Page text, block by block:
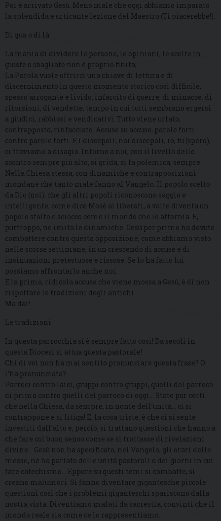
Poi è arrivato Gesù. Meno male che oggi abbiamo imparato
la splendida e urticante lezione del Maestro (Ti piacerebbe!).
Di qua o di là
La mania di dividere le persone, le opinioni, le scelte in
giuste o sbagliate non è proprio finita,
La Parola vuole offrirci una chiave di lettura e di
discernimento in questo momento storico così difficile,
spesso arrogante e livido, infarcito di guerre, di minacce, di
ritorsioni, di vendette, tempo in cui tutti sembrano ergersi
a giudici, rabbiosi e vendicativi. Tutto viene urlato,
contrapposto, rinfacciato. Accuse su accuse, parole forti
contro parole forti. E i discepoli, noi discepoli, io, tu (spero),
ci troviamo a disagio. Intorno a noi, con il livello dello
scontro sempre più alto, si grida, si fa polemica, sempre.
Nella Chiesa stessa, con dinamiche e contrapposizioni
mondane che tanto male fanno al Vangelo. Il popolo scelto
da Dio (noi), che gli altri popoli riconoscono saggio e
intelligente, come dice Mosè ai liberati, a volte diventa un
popolo stolto e sciocco come il mondo che lo attornia. E,
purtroppo, ne imita le dinamiche. Gesù per primo ha dovuto
combattere contro questa opposizione, come abbiamo visto
nelle scorse settimane, in un crescendo di accuse e di
insinuazioni pretestuose e rissose. Se lo ha fatto lui
possiamo affrontarlo anche noi.
E la prima, ridicola accusa che viene mossa a Gesù, è di non
rispettare le tradizioni degli antichi.
Ma dai!
Le tradizioni
In questa parrocchia si è sempre fatto così! Da secoli in
questa Diocesi si attua questa pastorale!
Chi di voi non ha mai sentito pronunciare questa frase? O
l’ha pronunciata?
Parroci contro laici, gruppi contro gruppi, quelli del parroco
di prima contro quelli del parroco di oggi… State pur certi
che nella Chiesa, da sempre, in nome dell’unità… ci si
contrappone e si litiga! E, la cosa triste, è che ci si sente
investiti dall’alto e, perciò, si trattano questioni che hanno a
che fare col buon senso come se si trattasse di rivelazioni
divine… Gesù non ha specificato, nel Vangelo, gli orari delle
messe, né ha parlato delle unità pastorali o dei giorni in cui
fare catechismo… Eppure su questi temi si combatte, si
creano malumori. Si fanno diventare gigantesche piccole
questioni così che i problemi giganteschi spariscono dalla
nostra vista. Diventiamo malati da sacrestia, convinti che il
mondo reale sia come ce lo rappresentiamo.